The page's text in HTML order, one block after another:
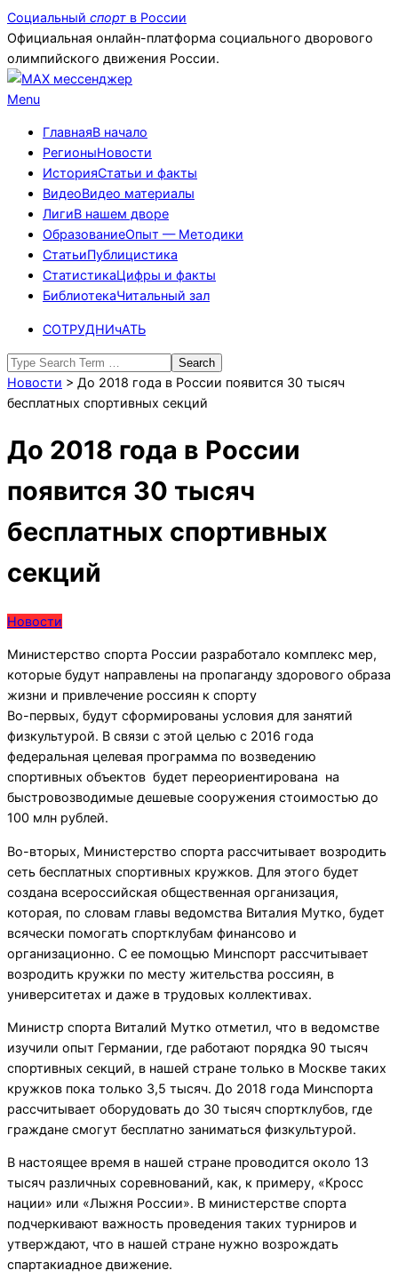
Skip
to
content
Социальный спорт в России
Официальная онлайн-платформа социального дворового
олимпийского движения России.
Primary
Menu
Menu
ГлавнаяВ начало
РегионыНовости
ИсторияСтатьи и факты
ВидеоВидео материалы
ЛигиВ нашем дворе
ОбразованиеОпыт — Методики
СтатьиПублицистика
СтатистикаЦифры и факты
БиблиотекаЧитальный зал
СОТРУДНИчАТЬ
Search
Новости > До 2018 года в России появится 30 тысяч
бесплатных спортивных секций
До 2018 года в России
появится 30 тысяч
бесплатных спортивных
секций
Новости
Министерство спорта России разработало комплекс мер,
которые будут направлены на пропаганду здорового образа
жизни и привлечение россиян к спорту
Во-первых, будут сформированы условия для занятий
физкультурой. В связи с этой целью с 2016 года
федеральная целевая программа по возведению
спортивных объектов будет переориентирована на
быстровозводимые дешевые сооружения стоимостью до
100 млн рублей.
Во-вторых, Министерство спорта рассчитывает возродить
сеть бесплатных спортивных кружков. Для этого будет
создана всероссийская общественная организация,
которая, по словам главы ведомства Виталия Мутко, будет
всячески помогать спортклубам финансово и
организационно. С ее помощью Минспорт рассчитывает
возродить кружки по месту жительства россиян, в
университетах и даже в трудовых коллективах.
Министр спорта Виталий Мутко отметил, что в ведомстве
изучили опыт Германии, где работают порядка 90 тысяч
спортивных секций, в нашей стране только в Москве таких
кружков пока только 3,5 тысяч. До 2018 года Минспорта
рассчитывает оборудовать до 30 тысяч спортклубов, где
граждане смогут бесплатно заниматься физкультурой.
В настоящее время в нашей стране проводится около 13
тысяч различных соревнований, как, к примеру, «Кросс
нации» или «Лыжня России». В министерстве спорта
подчеркивают важность проведения таких турниров и
утверждают, что в нашей стране нужно возрождать
спартакиадное движение.